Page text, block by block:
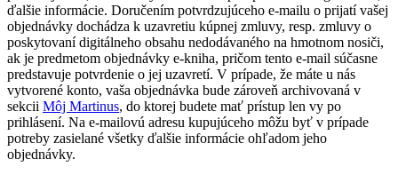
ďalšie informácie. Doručením potvrdzujúceho e-mailu o prijatí vašej
objednávky dochádza k uzavretiu kúpnej zmluvy, resp. zmluvy o
poskytovaní digitálneho obsahu nedodávaného na hmotnom nosiči,
ak je predmetom objednávky e-kniha, pričom tento e-mail súčasne
predstavuje potvrdenie o jej uzavretí. V prípade, že máte u nás
vytvorené konto, vaša objednávka bude zároveň archivovaná v
sekcii Môj Martinus, do ktorej budete mať prístup len vy po
prihlásení. Na e-mailovú adresu kupujúceho môžu byť v prípade
potreby zasielané všetky ďalšie informácie ohľadom jeho
objednávky.